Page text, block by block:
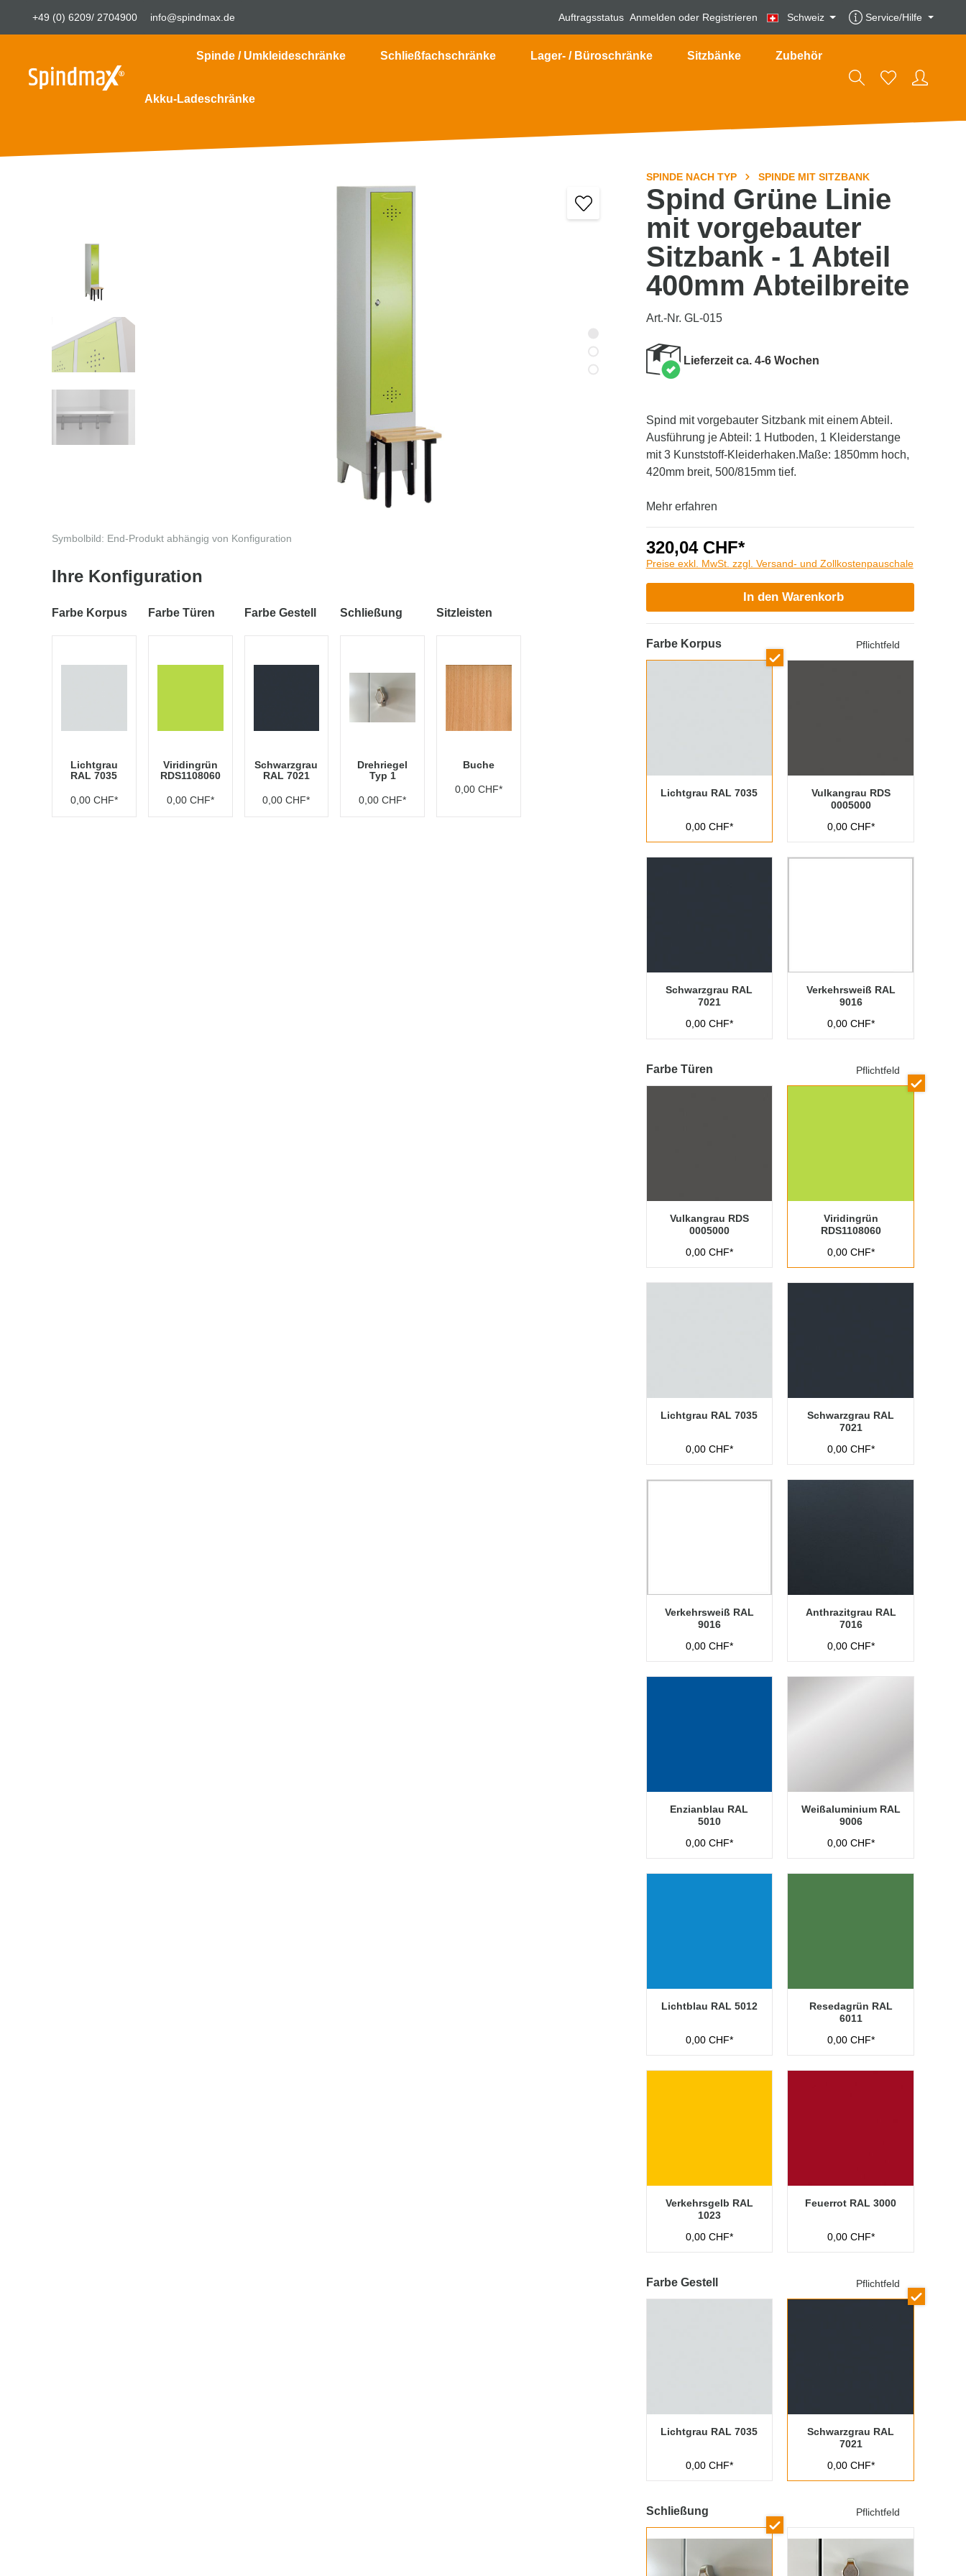
+49 (0) 6209/ 2704900 info@spindmax.de Auftragsstatus Anmelden oder Registrieren Schweiz Service/Hilfe
Spinde / Umkleideschränke Schließfachschränke Lager- / Büroschränke Sitzbänke Zubehör
Akku-Ladeschränke
Symbolbild: End-Produkt abhängig von Konfiguration
Ihre Konfiguration
Farbe Korpus
Lichtgrau
RAL 7035
0,00 CHF*
Farbe Türen
Viridingrün
RDS1108060
0,00 CHF*
Farbe Gestell
Schwarzgrau
RAL 7021
0,00 CHF*
Schließung
Drehriegel
Typ 1
0,00 CHF*
Sitzleisten
Buche
0,00 CHF*
SPINDE NACH TYP SPINDE MIT SITZBANK
Spind Grüne Linie
mit vorgebauter
Sitzbank - 1 Abteil
400mm Abteilbreite
Art.-Nr. GL-015
Lieferzeit ca. 4-6 Wochen
Spind mit vorgebauter Sitzbank mit einem Abteil.
Ausführung je Abteil: 1 Hutboden, 1 Kleiderstange
mit 3 Kunststoff-Kleiderhaken.Maße: 1850mm hoch,
420mm breit, 500/815mm tief.
Mehr erfahren
320,04 CHF*
Preise exkl. MwSt. zzgl. Versand- und Zollkostenpauschale
In den Warenkorb
Farbe Korpus Pflichtfeld
Lichtgrau RAL 7035
0,00 CHF*
Vulkangrau RDS
0005000
0,00 CHF*
Schwarzgrau RAL
7021
0,00 CHF*
Verkehrsweiß RAL
9016
0,00 CHF*
Farbe Türen Pflichtfeld
Vulkangrau RDS
0005000
0,00 CHF*
Viridingrün
RDS1108060
0,00 CHF*
Lichtgrau RAL 7035
0,00 CHF*
Schwarzgrau RAL
7021
0,00 CHF*
Verkehrsweiß RAL
9016
0,00 CHF*
Anthrazitgrau RAL
7016
0,00 CHF*
Enzianblau RAL
5010
0,00 CHF*
Weißaluminium RAL
9006
0,00 CHF*
Lichtblau RAL 5012
0,00 CHF*
Resedagrün RAL
6011
0,00 CHF*
Verkehrsgelb RAL
1023
0,00 CHF*
Feuerrot RAL 3000
0,00 CHF*
Farbe Gestell Pflichtfeld
Lichtgrau RAL 7035
0,00 CHF*
Schwarzgrau RAL
7021
0,00 CHF*
Schließung Pflichtfeld